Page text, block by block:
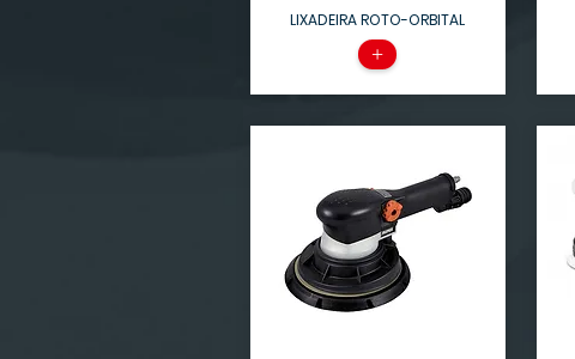
LIXADEIRA ROTO-ORBITAL
+